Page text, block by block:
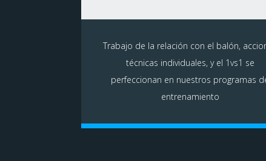
Trabajo de la relación con el balón,
técnicas individuales, y el 1vs1 se
perfeccionan en nuestros programas
entrenamiento